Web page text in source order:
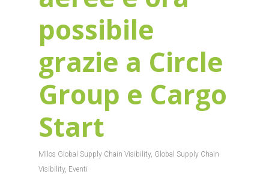
possibile
grazie a Circle
Group e Cargo
Start
Milos Global Supply Chain Visibility, Global Supply Chain
Visibility, Eventi